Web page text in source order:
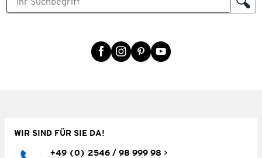
WIR SIND FÜR SIE DA!
+49 (0) 2546 / 98 999 98